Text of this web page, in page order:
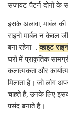
सजावट पैटर्न दोनों के
इसके अलावा, मार्बल की
राइनो मार्बल न केवल
बना रहेगा।.व्हाइट
घरों में प्राकृतिक
कलात्मकता और
मिलाता है। जो लोग
चाहते हैं, उनके लिए
पसंद बनाते हैं।.